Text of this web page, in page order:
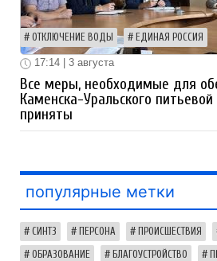
ОТКЛЮЧЕНИЕ ВОДЫ ЕДИНАЯ РОССИЯ
17:14 | 3 августа
Все меры, необходимые для
Каменска-Уральского
приняты
популярные метки
СИНТЗ ПЕРСОНА ПРОИСШЕСТВИЯ
ОБРАЗОВАНИЕ БЛАГОУСТРОЙСТВО